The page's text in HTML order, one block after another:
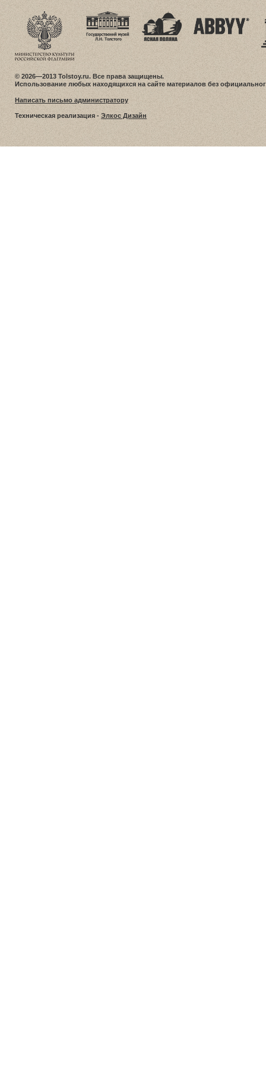
© 2026—2013 Tolstoy.ru. Все права защищены.
Использование любых находящихся на сайте материалов без
Написать письмо администратору
Техническая реализация - Элкос Дизайн